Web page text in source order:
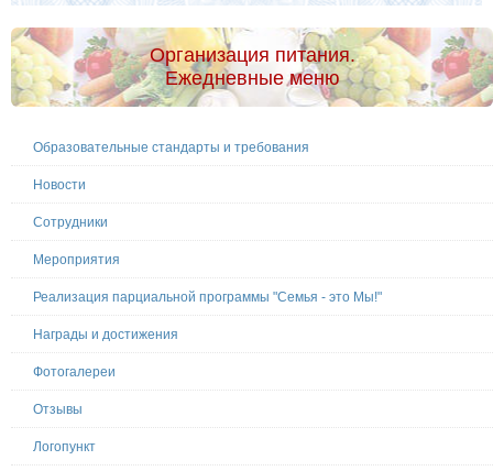
Организация питания.
Ежедневные меню
Образовательные стандарты и требования
Новости
Сотрудники
Мероприятия
Реализация парциальной программы "Семья - это Мы!"
Награды и достижения
Фотогалереи
Отзывы
Логопункт